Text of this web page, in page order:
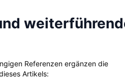
Referenzen ergänzen die
Artikels: